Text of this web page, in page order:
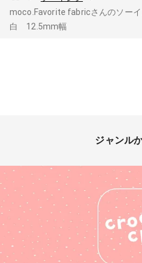
moco.Favorite fabricさんのソー
白 12.5mm幅
ジャンル